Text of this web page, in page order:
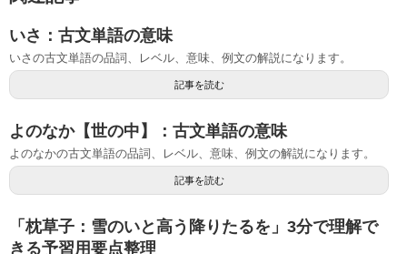
いさ：古文単語の意味
いさの古文単語の品詞、レベル、意味、例文の解説になります。
記事を読む
よのなか【世の中】：古文単語の意味
よのなかの古文単語の品詞、レベル、意味、例文の解説になります。
記事を読む
「枕草子：雪のいと高う降りたるを」3分で理解で
きる予習用要点整理